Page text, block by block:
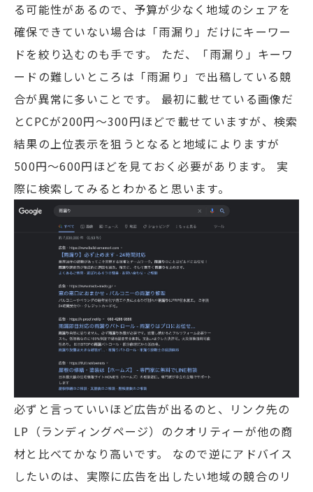
る可能性があるので、予算が少なく地域のシェアを
確保できていない場合は「雨漏り」だけにキーワー
ドを絞り込むのも手です。 ただ、「雨漏り」キーワ
ードの難しいところは「雨漏り」で出稿している競
合が異常に多いことです。 最初に載せている画像だ
とCPCが200円〜300円ほどで載せていますが、検索
結果の上位表示を狙うとなると地域によりますが
500円〜600円ほどを見ておく必要があります。 実
際に検索してみるとわかると思います。
必ずと言っていいほど広告が出るのと、リンク先の
LP（ランディングページ）のクオリティーが他の商
材と比べてかなり高いです。 なので逆にアドバイス
したいのは、実際に広告を出したい地域の競合のリ